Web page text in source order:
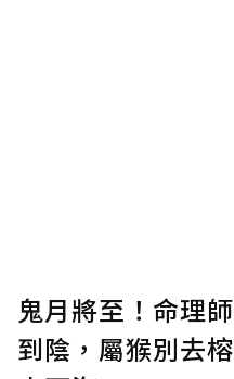
鬼月將至！命理
到陰，屬猴別去